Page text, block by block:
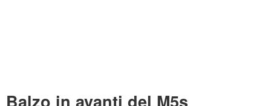
Balzo in avanti del M5s